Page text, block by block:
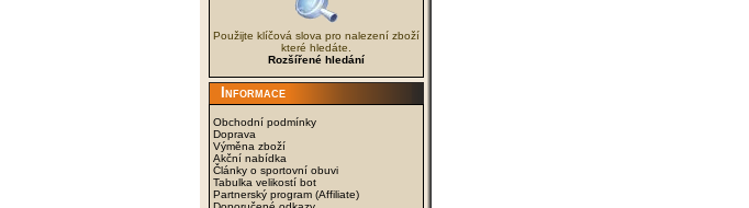
Použijte klíčová slova pro nalezení zboží
které hledáte.
Rozšířené hledání
Informace
Obchodní podmínky
Doprava
Výměna zboží
Akční nabídka
Články o sportovní obuvi
Tabulka velikostí bot
Partnerský program (Affiliate)